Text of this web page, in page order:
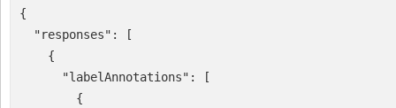
{
  "responses": [
    {
      "labelAnnotations": [
        {